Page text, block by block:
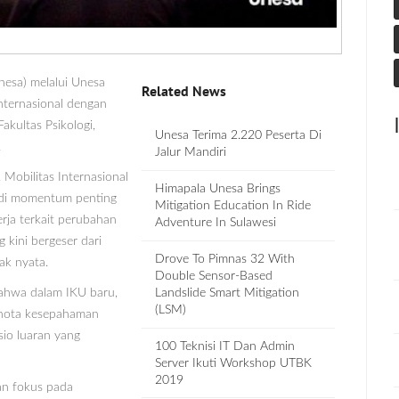
Related News
Unesa Terima 2.220 Peserta Di
Jalur Mandiri
Himapala Unesa Brings
Mitigation Education In Ride
Adventure In Sulawesi
Drove To Pimnas 32 With
Double Sensor-Based
Landslide Smart Mitigation
(LSM)
100 Teknisi IT Dan Admin
Server Ikuti Workshop UTBK
2019
melalui Unesa
dengan
Psikologi,
Mobilitas Internasional
momentum penting
terkait perubahan
kini bergeser dari
nyata.
dalam IKU baru,
kesepahaman
luaran yang
fokus pada